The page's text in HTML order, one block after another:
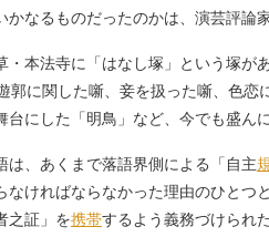
かなるものだったのかは、演芸評論
本法寺に「はなし塚」という塚が
郭に関した噺、妾を扱った噺、色
台にした「明鳥」など、今でも盛ん
、あくまで落語界側による「自主
なければならなかった理由のひとつ
之証」を携帯するよう義務づけられ